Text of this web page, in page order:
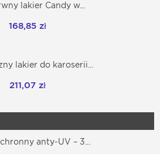
lakier Candy w...
168,85 zł
lakier do karoserii...
211,07 zł
anty-UV – 3...